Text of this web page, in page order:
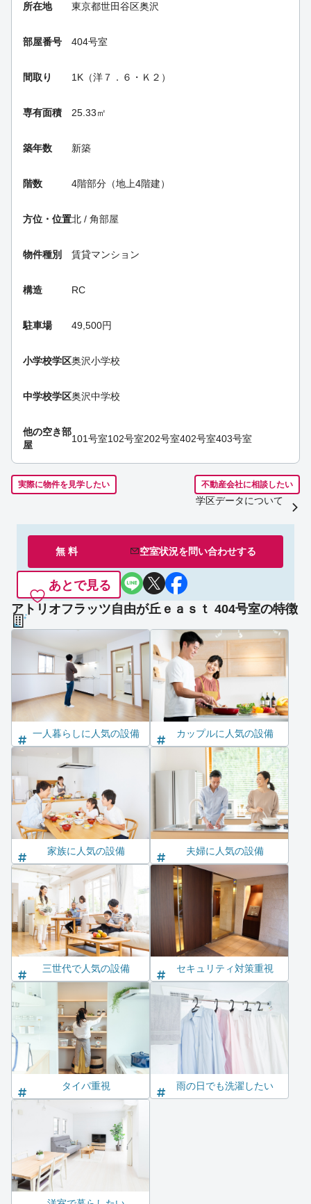
所在地 東京都世田谷区奥沢
部屋番号 404号室
間取り 1K（洋７．６・Ｋ２）
専有面積 25.33㎡
築年数 新築
階数 4階部分（地上4階建）
方位・位置北 / 角部屋
物件種別 賃貸マンション
構造 RC
駐車場 49,500円
小学校学区奥沢小学校
中学校学区奥沢中学校
他の空き部
屋
101号室102号室202号室402号室403号室
実際に物件を見学したい 不動産会社に相談したい
学区データについて
無 料 空室状況を問い合わせする
あとで見る
アトリオフラッツ自由が丘ｅａｓｔ 404号室の特徴
一人暮らしに人気の設備 カップルに人気の設備
家族に人気の設備 夫婦に人気の設備
三世代で人気の設備 セキュリティ対策重視
タイパ重視 雨の日でも洗濯したい